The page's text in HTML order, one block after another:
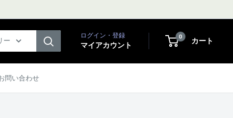
ー
ログイン・登録
マイアカウント
0 カート
問い合わせ